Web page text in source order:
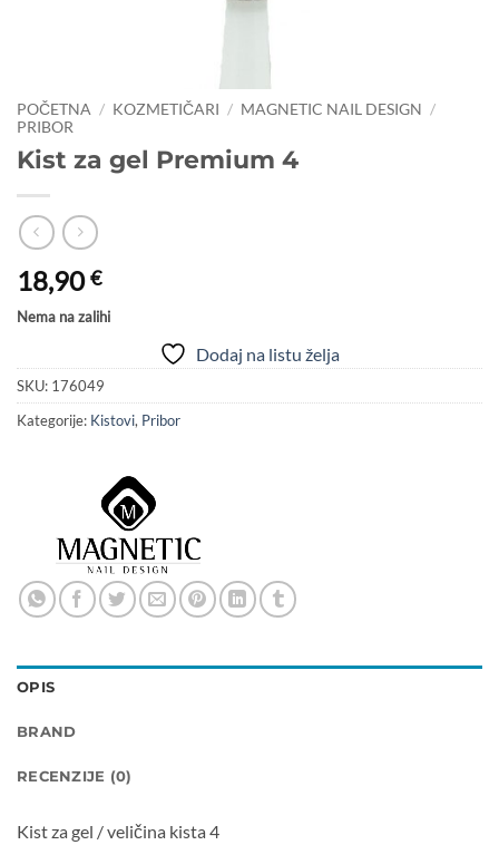
POČETNA / KOZMETIČARI / MAGNETIC NAIL DESIGN /
PRIBOR
Kist za gel Premium 4
18,90€
Nema na zalihi
Dodaj na listu želja
SKU: 176049
Kategorije: Kistovi, Pribor
OPIS
BRAND
RECENZIJE (0)
Kist za gel / veličina kista 4